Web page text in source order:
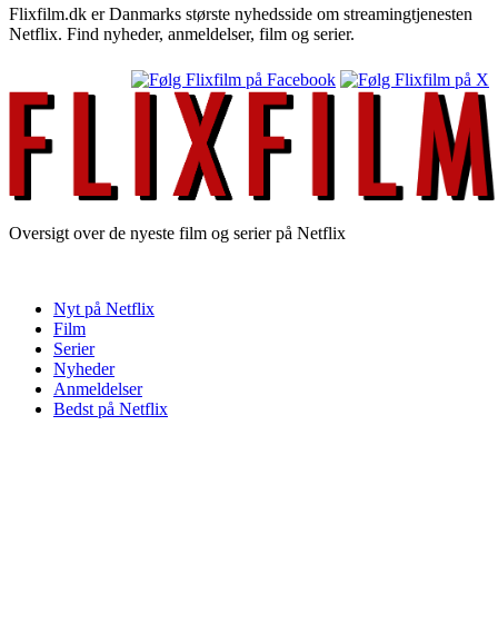
Flixfilm.dk er Danmarks største nyhedsside om streamingtjenesten
Netflix. Find nyheder, anmeldelser, film og serier.
Oversigt over de nyeste film og serier på Netflix
Nyt på Netflix
Film
Serier
Nyheder
Anmeldelser
Bedst på Netflix